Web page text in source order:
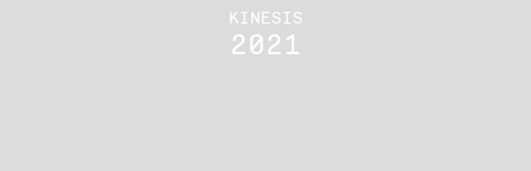
KINESIS
2021